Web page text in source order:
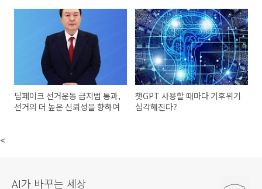
딥페이크 선거운동 금지법 통과,
선거의 더 높은 신뢰성을 향하여
챗GPT 사용할 때마다 기후위기
심각해진다?
<
AI가 바꾸는 세상